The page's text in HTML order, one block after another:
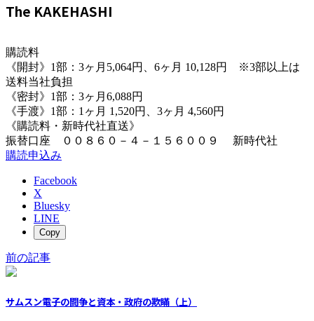
The KAKEHASHI
購読料
《開封》1部：3ヶ月5,064円、6ヶ月 10,128円 ※3部以上は
送料当社負担
《密封》1部：3ヶ月6,088円
《手渡》1部：1ヶ月 1,520円、3ヶ月 4,560円
《購読料・新時代社直送》
振替口座 ００８６０－４－１５６００９ 新時代社
購読申込み
Facebook
X
Bluesky
LINE
Copy
前の記事
サムスン電子の闘争と資本・政府の欺瞞（上）